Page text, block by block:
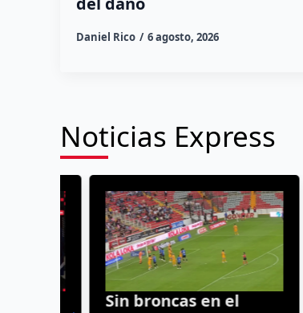
Daniel Rico 6 agosto, 2026
Noticias Express
Sin broncas en el